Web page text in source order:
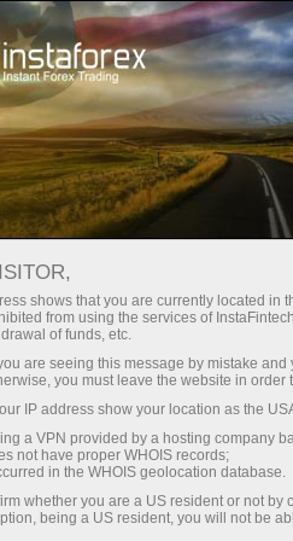
فتح الحساب الفوري
للشركاء
فتح حساب
shows that you are currently located in
from using the services of
of funds, etc.
are seeing this message by mistake
you must leave the website in
IP address show your location as the
a VPN provided by a hosting company
not have proper WHOIS records;
in the WHOIS geolocation database.
whether you are a US resident or not
being a US resident, you will not be